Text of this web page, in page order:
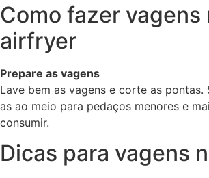
Como fazer vagens
airfryer
Prepare as vagens
Lave bem as vagens e corte as pontas.
as ao meio para pedaços menores e
consumir.
Dicas para vagens